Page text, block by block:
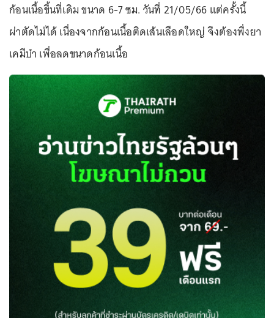
ก้อนเนื้อขึ้นที่เดิม ขนาด 6-7 ซม. วันที่ 21/05/66 แต่ครั้งนี้
ผ่าตัดไม่ได้ เนื่องจากก้อนเนื้อติดเส้นเลือดใหญ่ จึงต้องพึ่งยา
เคมีบำ เพื่อลดขนาดก้อนเนื้อ